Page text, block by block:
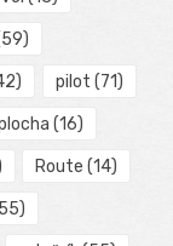
pilot (71)
(16)
Route (14)